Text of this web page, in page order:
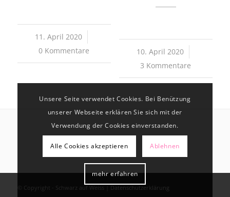
11. April 2020
/
0 Kommentare
10. April 2020
/
3 Kommentare
© Copyright - Schwarz auf Weiss | Datenschutzerklärung
Unsere Seite verwendet Cookies. Bei Benützung
unserer Webseite erklären Sie sich mit der
Verwendung der Cookies einverstanden.
Alle Cookies akzeptieren Ablehnen
mehr erfahren